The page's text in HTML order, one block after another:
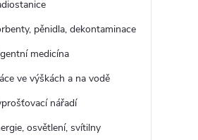
pěnidla, dekontaminace
medicína
ve výškách a na vodě
nářadí
osvětlení, svítilny